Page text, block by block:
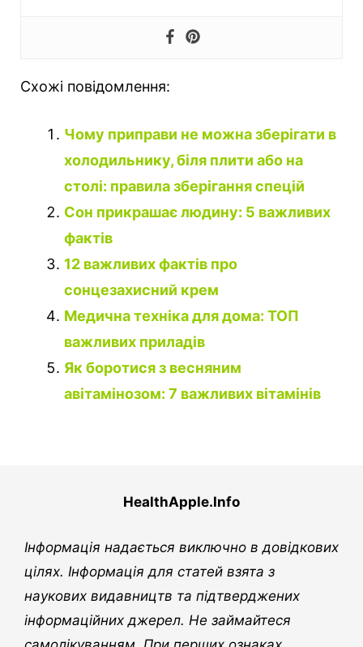
Схожі повідомлення:
Чому приправи не можна зберігати в
холодильнику, біля плити або на
столі: правила зберігання спецій
Сон прикрашає людину: 5 важливих
фактів
12 важливих фактів про
сонцезахисний крем
Медична техніка для дома: ТОП
важливих приладів
Як боротися з весняним
авітамінозом: 7 важливих вітамінів
HealthApple.Info
Інформація надається виключно в довідкових
цілях. Інформація для статей взята з
наукових видавництв та підтверджених
інформаційних джерел. Не займайтеся